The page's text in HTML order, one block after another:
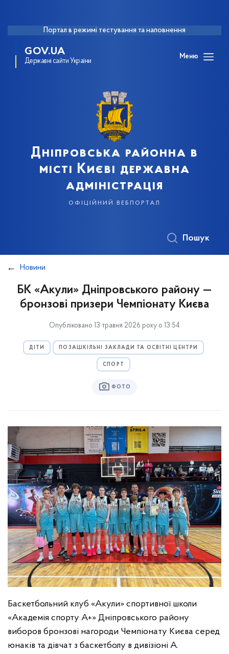
Портал в режимі тестування та наповнення
GOV.UA
Державні сайти України
Меню
Дніпровська районна в
місті Києві державна
адміністрація
офіційний вебпортал
Пошук
Новини
БК «Акули» Дніпровського району —
бронзові призери Чемпіонату Києва
Опубліковано 13 травня 2026 року о 13:54
ДІТИ ПОЗАШКІЛЬНІ ЗАКЛАДИ ТА ОСВІТНІ ЦЕНТРИ
СПОРТ
ФОТО
Баскетбольний клуб «Акули» спортивної школи
«Академія спорту А+» Дніпровського району
виборов бронзові нагороди Чемпіонату Києва серед
юнаків та дівчат з баскетболу в дивізіоні А.